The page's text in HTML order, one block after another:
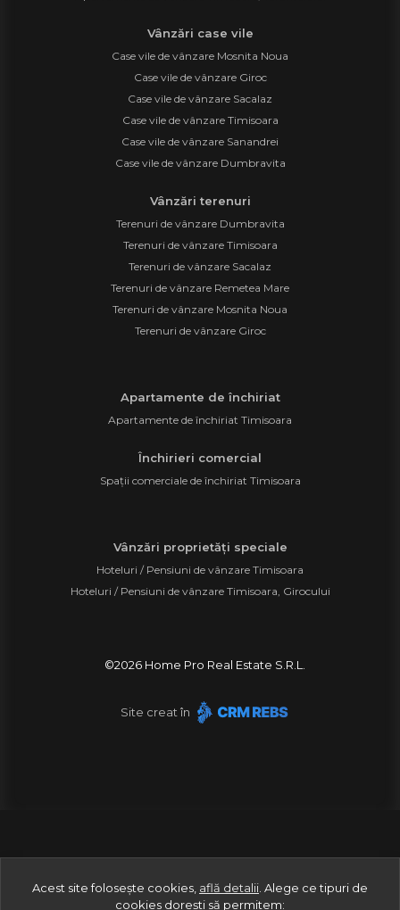
Vânzări case vile
Case vile de vânzare Mosnita Noua
Case vile de vânzare Giroc
Case vile de vânzare Sacalaz
Case vile de vânzare Timisoara
Case vile de vânzare Sanandrei
Case vile de vânzare Dumbravita
Vânzări terenuri
Terenuri de vânzare Dumbravita
Terenuri de vânzare Timisoara
Terenuri de vânzare Sacalaz
Terenuri de vânzare Remetea Mare
Terenuri de vânzare Mosnita Noua
Terenuri de vânzare Giroc
Apartamente de închiriat
Apartamente de închiriat Timisoara
Închirieri comercial
Spații comerciale de închiriat Timisoara
Vânzări proprietăți speciale
Hoteluri / Pensiuni de vânzare Timisoara
Hoteluri / Pensiuni de vânzare Timisoara, Girocului
©2026Home Pro Real Estate S.R.L.
Site creat în
Acest site folosește cookies, află detalii Alege ce tipuri de
cookies dorești să permitem: